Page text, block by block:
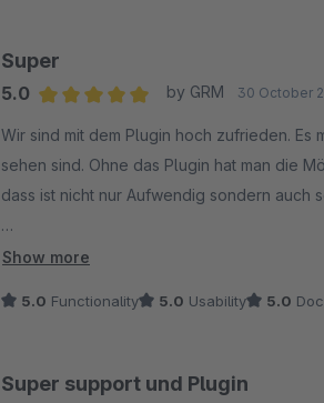
Super
5.0
by GRM 30 October
Wir sind mit dem Plugin hoch zufrieden.
sehen sind. Ohne das Plugin hat man die
dass ist nicht nur Aufwendig sondern auch
Auf meinen Wunsch hin wurde das Plugin
Show more
5.0 Functionality 5.0 Usability 5.0
Super support und Plugin